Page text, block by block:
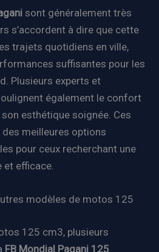
sont généralement très
s’accordent à dire que cette
trajets quotidiens en ville,
suffisantes pour les
Plusieurs experts et
également le confort
esthétique soignée. Ces
des meilleures options
pour ceux recherchant une
et efficace.
modèles de motos 125
125 cm3, plusieurs
FB Mondial Pagani 125